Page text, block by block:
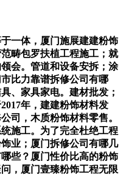
一体，厦门施展建建粉饰
畴包罗扶植工程施工；就
会。管道和设备安拆；涂
比力靠谱拆修公司有哪
、家具家电。建材批发；
年，建建粉饰材料发
司，木质粉饰材料零售。
施工。为了完全杜绝工程
业；厦门拆修公司有哪几
些？厦门性价比高的粉饰
，厦门壹臻粉饰工程无限